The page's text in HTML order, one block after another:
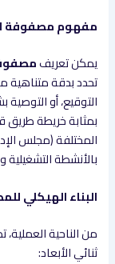
مفهوم مصفوفة
يمكن تعريف
تحدد بدقة متناهية
التوقيع، أو
بمثابة خريطة طريق
المختلفة (مجلس
بالأنشطة التشغيلية
البناء الهيكلي
من الناحية العملية،
ثنائي الأبعاد: